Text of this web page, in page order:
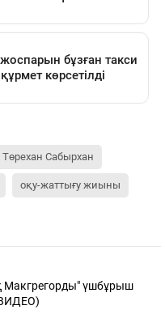
Төрехан Сабырхан
оқу-жаттығу жиыны
Макгрегорды" үшбұрыш